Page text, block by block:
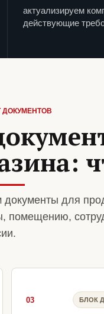
актуализируем
действующие
ДОКУМЕНТОВ
для
помещению,
03 БЛОК